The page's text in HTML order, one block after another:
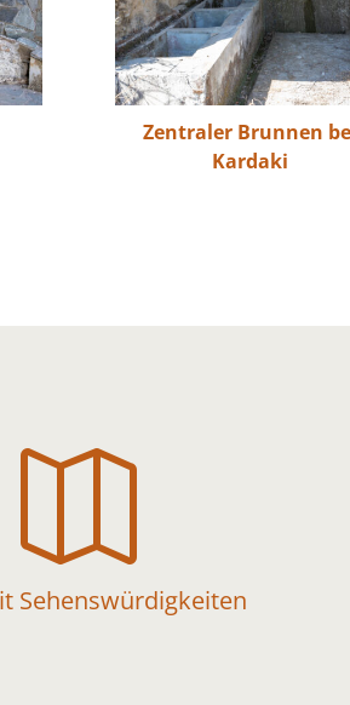
Zentraler Brunnen
Kardaki

Sehenswürdigkeiten